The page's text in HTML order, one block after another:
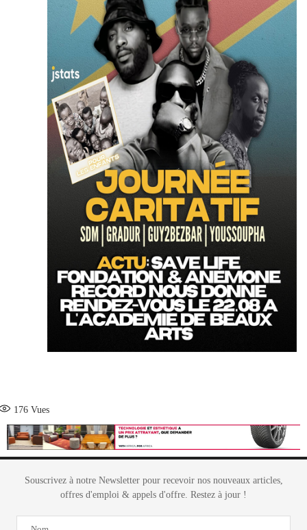
176 Vues
Souscrivez à notre Newsletter pour recevoir nos nouveaux articles,
offres d'emploi & appels d'offre. Restez à jour !